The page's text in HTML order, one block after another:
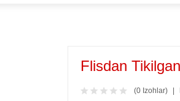
Flisdan
(0 Izohlar)